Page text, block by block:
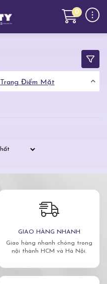
0
Trang Điểm Mặt
GIAO HÀNG NHANH
Giao hàng nhanh chóng trong
nội thành HCM và Hà Nội.